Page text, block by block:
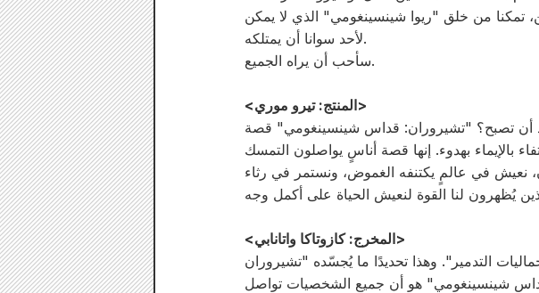
تمكنا من خلق "ريوا شينسينغومي" الذي لا يمكن
لأحد سوانا أن يمتلكه.
سأحب أن يراه الجميع.
<المنتج: تيرو موري>
أن تصبح؟ "تشيروران: قداس شينسينغومي" قصة
بالإيماء بهدوء. إنها قصة أناسٍ يواصلون التمسك
نعيش في عالمٍ يكتنفه الغموض، ونستمر في رثاء
<المخرج: كازوتاكا واتانابي>
شينسينغومي" هو أن جميع الشخصيات تواصل